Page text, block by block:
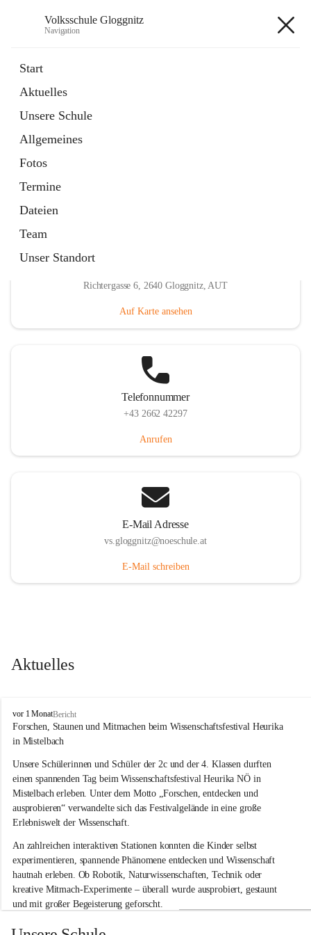
Volksschule Gloggnitz
Navigation
Start
Aktuelles
Unsere Schule
Allgemeines
Fotos
Termine
Dateien
Team
Unser Standort
Seite
in
Tab
Elternverein
öffnet
in
neuem
Tab
Richtergasse 6, 2640 Gloggnitz, AUT
Auf Karte ansehen
Telefonnummer
+43 2662 42297
Anrufen
E-Mail Adresse
vs.gloggnitz@noeschule.at
E-Mail schreiben
Aktuelles
V
o
l
s
s
c
u
l
e
G
l
o
g
g
n
i
vor 1 MonatBericht
Forschen, Staunen und Mitmachen beim Wissenschaftsfestival Heurika
in Mistelbach
Unsere Schülerinnen und Schüler der 2c und der 4. Klassen durften
einen spannenden Tag beim Wissenschaftsfestival Heurika NÖ in
Mistelbach erleben. Unter dem Motto „Forschen, entdecken und
ausprobieren“ verwandelte sich das Festivalgelände in eine große
Erlebniswelt der Wissenschaft.
An zahlreichen interaktiven Stationen konnten die Kinder selbst
experimentieren, spannende Phänomene entdecken und Wissenschaft
hautnah erleben. Ob Robotik, Naturwissenschaften, Technik oder
kreative Mitmach-Experimente – überall wurde ausprobiert, gestaunt
und mit großer Begeisterung geforscht.
Besonders beeindruckend war, dass Wissenschaftlerinnen und